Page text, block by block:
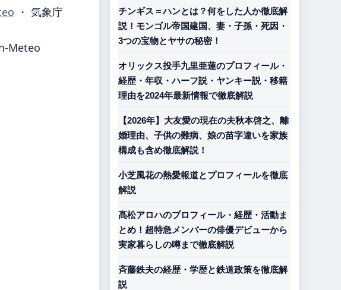
・ 気象庁
Meteo
チンギス＝ハンとは？何をした人か徹底解
説！モンゴル帝国建国、妻・子孫・死因・
3つの宝物とヤサの秘密！
オリックス投手九里亜蓮のプロフィール・
経歴・年収・ハーフ説・ヤンキー説・移籍
理由を2024年最新情報で徹底解説
【2026年】大友愛の現在の夫秋本啓之、離
婚理由、子供の難病、娘の苗字違いを家族
構成も含め徹底解説！
小芝風花の熱愛報道とプロフィールを徹底
解説
髙松アロハのプロフィール・経歴・活動ま
とめ！超特急メンバーの俳優デビューから
実家暮らしの噂まで徹底解説
斉藤鉄夫の経歴・学歴と鉄道政策を徹底解
説